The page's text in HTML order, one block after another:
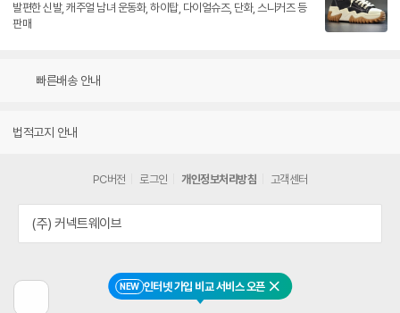
NEW 인터넷 가입 비교 서비스 오픈 닫기
발편한 신발, 캐주얼 남녀 운동화, 하이탑, 다이얼슈즈, 단화, 스니커즈 등
판매
빠른배송 안내
법적고지 안내
PC버전 로그인 개인정보처리방침 고객센터
(주) 커넥트웨이브